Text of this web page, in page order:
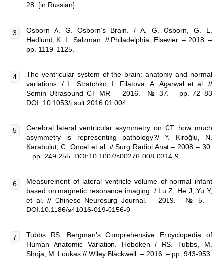
28. [in Russian]
Osborn A. G. Osborn’s Brain. / A. G. Osborn, G. L.
Hedlund, K. L. Salzman. // Philadelphia: Elsevier. – 2018. –
pp. 1119–1125.
The ventricular system of the brain: anatomy and normal
variations. / L. Stratchko, I. Filatova, A. Agarwal et al. //
Semin Ultrasound CT MR. – 2016.– № 37. – pp. 72–83
DOI: 10.1053/j.sult.2016.01.004
Cerebral lateral ventricular asymmetry on CT: how much
asymmetry is representing pathology?/ Y. Kiroğlu, N.
Karabulut, C. Oncel et al. // Surg Radiol Anat.– 2008 – 30.
– pp. 249-255. DOI:10.1007/s00276-008-0314-9
Measurement of lateral ventricle volume of normal infant
based on magnetic resonance imaging. / Lu Z, He J, Yu Y,
et al. // Chinese Neurosurg Journal. – 2019. –№ 5. –
DOI:10.1186/s41016-019-0156-9
Tubbs RS. Bergman’s Comprehensive Encyclopedia of
Human Anatomic Variation. Hoboken / RS. Tubbs, M.
Shoja, M. Loukas // Wiley Blackwell. – 2016. – pp. 943-953.